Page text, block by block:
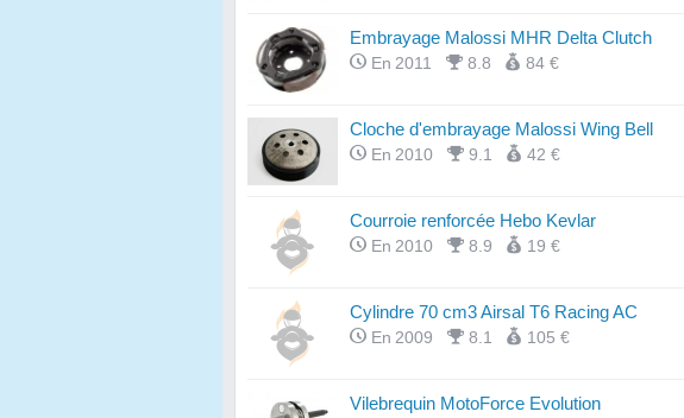
Embrayage Malossi MHR Delta Clutch
En 2011 8.8 84 €
Cloche d'embrayage Malossi Wing Bell
En 2010 9.1 42 €
Courroie renforcée Hebo Kevlar
En 2010 8.9 19 €
Cylindre 70 cm3 Airsal T6 Racing AC
En 2009 8.1 105 €
Vilebrequin MotoForce Evolution